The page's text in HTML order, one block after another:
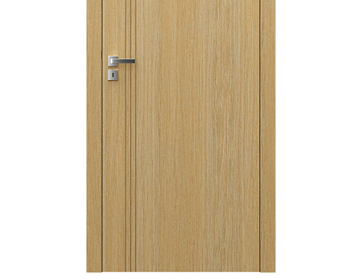
Timeless 12mm
Woodstock 8mm
Woodstock PRO 8mm
Woodstock XL 10mm
Woodstock XL 8mm
ADO Floor - SPC
Finsa - Laminat
Finfloor 12mm
Finfloor XL 10mm
Supreme 8mm
Kaindl - Laminat